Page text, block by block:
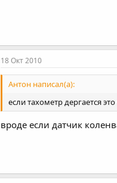
18 Окт 2010
Антон написал(а):
если тахометр дергается
вроде если датчик